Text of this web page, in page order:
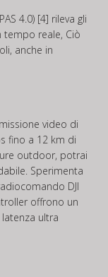
4.0) [4] rileva gli
tempo reale, Ciò
anche in
video di
fino a 12 km di
outdoor, potrai
Sperimenta
DJI
offrono un
ultra